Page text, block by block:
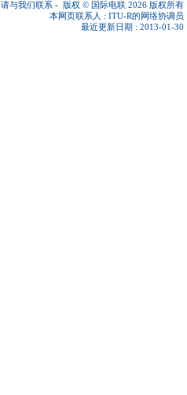
请与我们联系 - 版权 © 国际电联 2026 版权所有
本网页联系人 : ITU-R的网络协调员
最近更新日期 : 2013-01-30